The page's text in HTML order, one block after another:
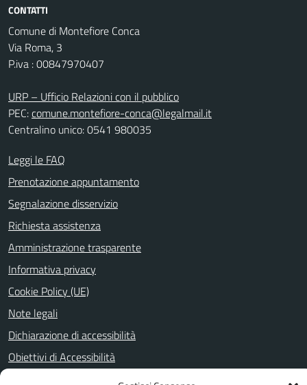
CONTATTI
Comune di Montefiore Conca
Via Roma, 3
P.iva : 00847970407
URP – Ufficio Relazioni con il pubblico
PEC:comune.montefiore-conca@legalmail.it
Centralino unico: 0541 980035
Leggi le FAQ
Prenotazione appuntamento
Segnalazione disservizio
Richiesta assistenza
Amministrazione trasparente
Informativa privacy
Cookie Policy (UE)
Note legali
Dichiarazione di accessibilità
Obiettivi di Accessibilità